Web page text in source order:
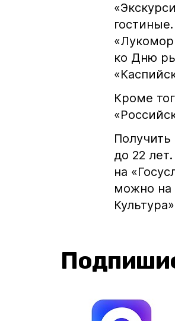
ко Дню
Кроме
до 22
на
можно на